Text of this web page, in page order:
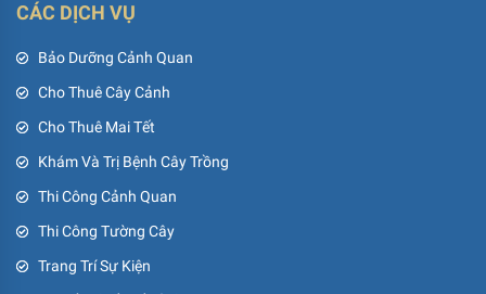
CÁC DỊCH VỤ
Bảo Dưỡng Cảnh Quan
Cho Thuê Cây Cảnh
Cho Thuê Mai Tết
Khám Và Trị Bệnh Cây Trồng
Thi Công Cảnh Quan
Thi Công Tường Cây
Trang Trí Sự Kiện